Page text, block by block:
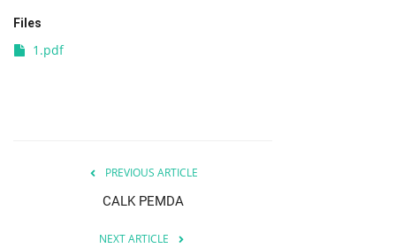
Language
Files
1.pdf
PREVIOUS ARTICLE
CALK PEMDA
NEXT ARTICLE